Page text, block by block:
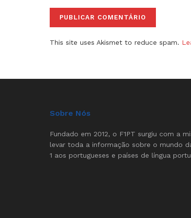
This site uses Akismet to reduce spam.
Sobre Nós
Fundado em 2012, o F1PT surgiu com a
levar toda a informação sobre o mundo
1 aos portugueses e países de língua